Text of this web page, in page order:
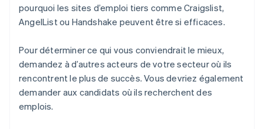
pourquoi les sites d’emploi tiers comme Craigslist,
AngelList ou Handshake peuvent être si efficaces.
Pour déterminer ce qui vous conviendrait le mieux,
demandez à d’autres acteurs de votre secteur où ils
rencontrent le plus de succès. Vous devriez également
demander aux candidats où ils recherchent des
emplois.